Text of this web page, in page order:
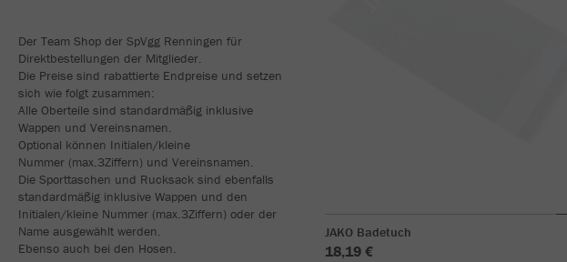
Der Team Shop der SpVgg Renningen für
Direktbestellungen der Mitglieder.
Die Preise sind rabattierte Endpreise und setzen
sich wie folgt zusammen:
Alle Oberteile sind standardmäßig inklusive
Wappen und Vereinsnamen.
Optional können Initialen/kleine
Nummer (max.3Ziffern) und Vereinsnamen.
Die Sporttaschen und Rucksack sind ebenfalls
standardmäßig inklusive Wappen und den
Initialen/kleine Nummer (max.3Ziffern) oder der
Name ausgewählt werden.
Ebenso auch bei den Hosen.
JAKO Badetuch
18,19 €